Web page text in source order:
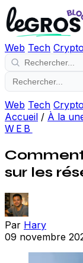
Web Tech Crypto
Web Tech Crypto
Accueil / À la
WEB
sur les
Par Hary
09 novembre